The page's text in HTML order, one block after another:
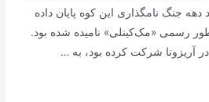
دهه جنگ نامگذاری این کوه پایان داده
کوه سال ۱۹۱۷، به‌طور رسمی «مک‌کینلی» نامیده شده بود.
آریزونا شرکت کرده بود، به …